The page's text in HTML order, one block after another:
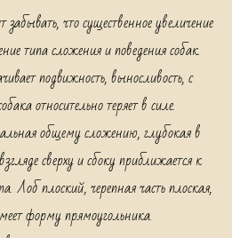
что существенное увеличение
типа сложения и поведения собак.
подвижность, выносливость, с
относительно теряет в силе.
общему сложению, глубокая в
сверху и сбоку приближается к
Лоб плоский, черепная часть плоская,
форму прямоугольника.